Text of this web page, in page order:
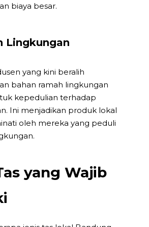
biaya besar.
Lingkungan
yang kini beralih
bahan ramah lingkungan
kepedulian terhadap
Ini menjadikan produk lokal
oleh mereka yang peduli
yang Wajib